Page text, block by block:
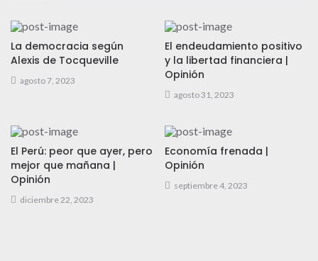
La democracia según
Alexis de Tocqueville
agosto 7, 2023
El endeudamiento positivo
y la libertad financiera |
Opinión
agosto 31, 2023
El Perú: peor que ayer, pero
mejor que mañana |
Opinión
diciembre 22, 2023
Economía frenada |
Opinión
septiembre 4, 2023